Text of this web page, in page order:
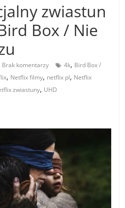
zwiastun
Box / Nie
Brak komentarzy 4k, Bird Box /
, Netflix filmy, netflix pl, Netflix
zwiastuny, UHD